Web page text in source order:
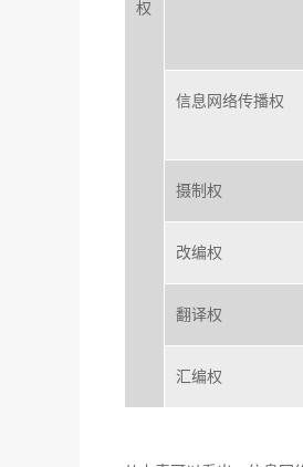
权
信息网络传播权
摄制权
改编权
翻译权
汇编权